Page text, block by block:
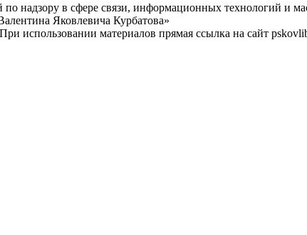
надзору в сфере связи, информационных технологий и
Яковлевича Курбатова»
При использовании материалов прямая ссылка на сайт